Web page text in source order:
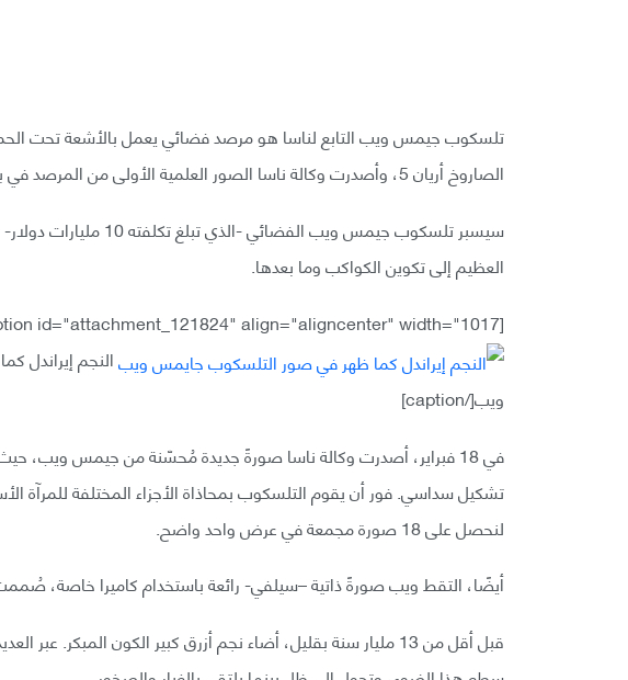
الصاروخ أريان 5، وأصدرت وكالة ناسا الصور العلمية الأولى من المرصد في بث مباشر في 12 يوليو.
سيسبر تلسكوب جيمس ويب
العظيم إلى تكوين الكواكب وما بعدها.
[caption id="attachment_121824" align="aligncenter" width="1017"]
النجم
ويب[/caption]
تشكيل سداسي. فور أن يقوم التلسكوب بمحاذاة الأجزاء المختلفة للمرآة
لنحصل على 18 صورة مجمعة في عرض واحد واضح.
أيضًا، التقط ويب صورةً ذاتية –سيلفي- رائعة باستخدام كاميرا خاصة،
قبل أقل من 13 مليار سنة بقليل، أضاء نجم أزرق كبير الكون